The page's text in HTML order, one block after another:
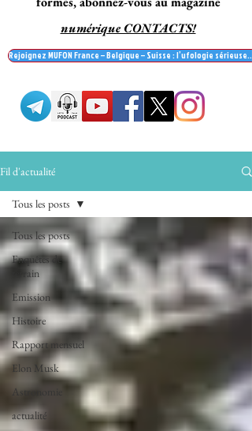
numérique CONTACTS!
Rejoignez MUFON France – Belgique – Suisse : l’ufologie
Fil d'actualité
Tous les posts
Enquêtes de
terrain
Emission
Histoire
Rapport mensuel
Elon Musk
Astronomie
actualité
Tous les posts